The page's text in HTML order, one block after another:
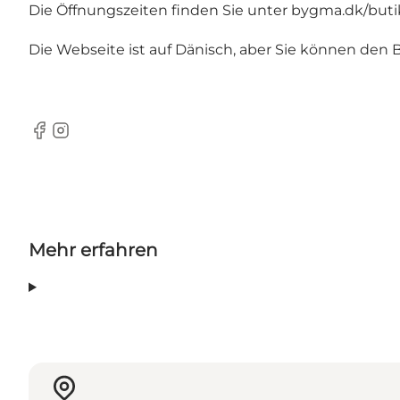
Die Öffnungszeiten finden Sie unter bygma.dk/
Die Webseite ist auf Dänisch, aber Sie können den
Facebook
Instagram
Mehr erfahren